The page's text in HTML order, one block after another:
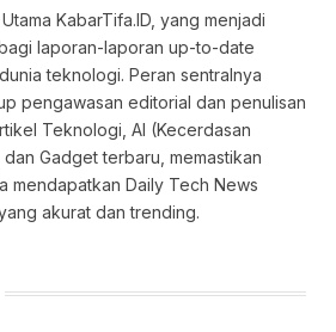
KabarTifa.ID, yang menjadi
laporan-laporan up-to-date
teknologi. Peran sentralnya
pengawasan editorial dan penulisan
Teknologi, AI (Kecerdasan
dan Gadget terbaru, memastikan
mendapatkan Daily Tech News
akurat dan trending.